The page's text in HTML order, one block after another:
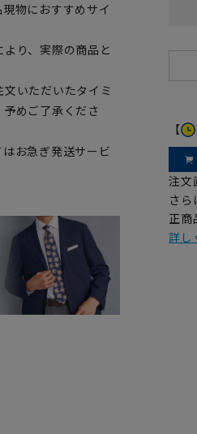
物におすすめサイ
り、実際の商品と
いただいたタイミ
めご了承くださ
お急ぎ発送サービ
【
注文
さ
正商
詳し